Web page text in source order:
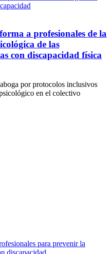
a profesionales de la
de las
con discapacidad física
por protocolos inclusivos
en el colectivo
para prevenir la